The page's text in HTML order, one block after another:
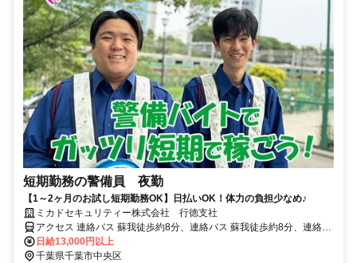
短期勤務の警備員 夜勤
【1～2ヶ月のお試し短期勤務OK】日払いOK！体力の負担少なめ♪
ミカドセキュリティー株式会社 行徳支社
アクセス 連絡バス 蘇我徒歩約8分、連絡バス 蘇我徒歩約8分、連絡バ
ス 蘇我徒歩約8分
日給13,000円以上
千葉県千葉市中央区